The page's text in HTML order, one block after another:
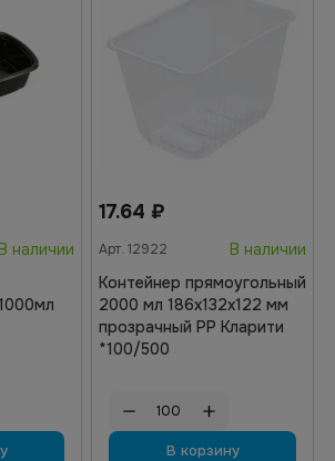
В наличии
17.64 ₽
Арт. 12922
В наличии
Контейнер прямоугольный
2000 мл 186х132х122 мм
прозрачный РР Кларити
*100/500
В корзину